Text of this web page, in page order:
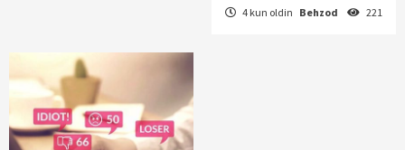
4 kun oldin Behzod 221